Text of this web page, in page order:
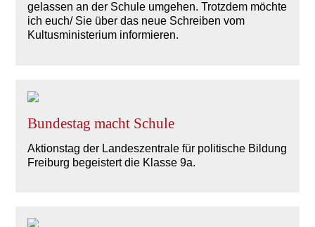
gelassen an der Schule umgehen. Trotzdem möchte
ich euch/ Sie über das neue Schreiben vom
Kultusministerium informieren.
Bundestag macht Schule
Aktionstag der Landeszentrale für politische Bildung
Freiburg begeistert die Klasse 9a.